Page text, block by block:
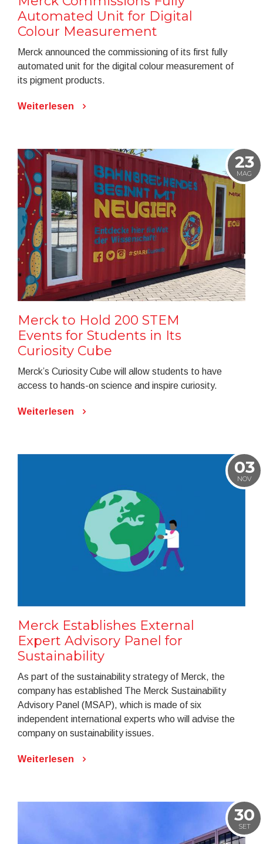
Automated Unit for Digital
Colour Measurement
Merck announced the commissioning of its first fully
automated unit for the digital colour measurement of
its pigment products.
Weiterlesen
23
MAG
Merck to Hold 200 STEM
Events for Students in Its
Curiosity Cube
Merck’s Curiosity Cube will allow students to have
access to hands-on science and inspire curiosity.
Weiterlesen
03
NOV
Merck Establishes External
Expert Advisory Panel for
Sustainability
As part of the sustainability strategy of Merck, the
company has established The Merck Sustainability
Advisory Panel (MSAP), which is made of six
independent international experts who will advise the
company on sustainability issues.
Weiterlesen
30
SET